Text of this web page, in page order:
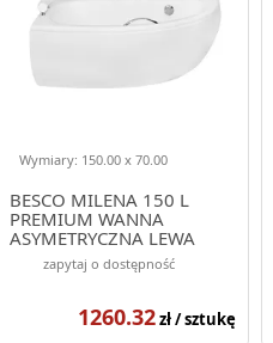
BESCO MILENA 150 L
PREMIUM WANNA
ASYMETRYCZNA LEWA
150X70 (#WAM-150-NL$)
Wymiary: 150.00 x 70.00
zapytaj o dostępność
1260.32zł / sztukę